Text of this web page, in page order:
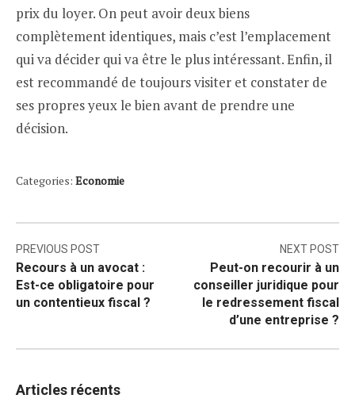
prix du loyer. On peut avoir deux biens
complètement identiques, mais c’est l’emplacement
qui va décider qui va être le plus intéressant. Enfin, il
est recommandé de toujours visiter et constater de
ses propres yeux le bien avant de prendre une
décision.
Categories: Economie
Navigation
de
l’article
PREVIOUS POST
Recours à un avocat :
Est-ce obligatoire pour
un contentieux fiscal ?
NEXT POST
Peut-on recourir à un
conseiller juridique pour
le redressement fiscal
d’une entreprise ?
Articles récents